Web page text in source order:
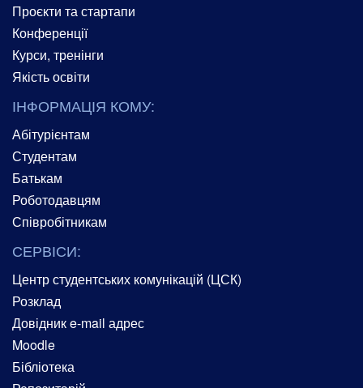
Проєкти та стартапи
Конференції
Курси, тренінги
Якість освіти
ІНФОРМАЦІЯ КОМУ:
Абітурієнтам
Студентам
Батькам
Роботодавцям
Співробітникам
СЕРВІСИ:
Центр студентських комунікацій (ЦСК)
Розклад
Довідник e-mail адрес
Moodle
Бібліотека